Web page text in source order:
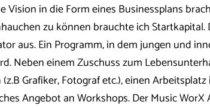
Vision in die Form eines Businessplans
zu können brauchte ich
aus. Ein Programm, in dem jungen und
Neben einem Zuschuss zum
Grafiker, Fotograf etc.), einen
Angebot an Workshops. Der Music